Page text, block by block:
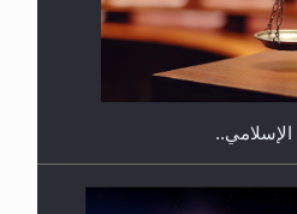
نسائي للمحجبات وغير